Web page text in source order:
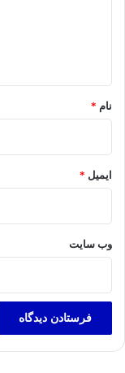
نام *
ایمیل *
وب‌ سایت